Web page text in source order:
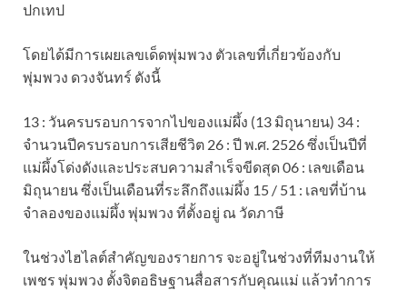
ปกเทป
โดยได้มีการเผยเลขเด็ดพุ่มพวง ตัวเลขที่เกี่ยวข้องกับ
พุ่มพวง ดวงจันทร์ ดังนี้
13 : วันครบรอบการจากไปของแม่ผึ้ง (13 มิถุนายน) 34 :
จำนวนปีครบรอบการเสียชีวิต 26 : ปี พ.ศ. 2526 ซึ่งเป็นปีที่
แม่ผึ้งโด่งดังและประสบความสำเร็จขีดสุด 06 : เลขเดือน
มิถุนายน ซึ่งเป็นเดือนที่ระลึกถึงแม่ผึ้ง 15 / 51 : เลขที่บ้าน
จำลองของแม่ผึ้ง พุ่มพวง ที่ตั้งอยู่ ณ วัดภาษี
ในช่วงไฮไลต์สำคัญของรายการ จะอยู่ในช่วงที่ทีมงานให้
เพชร พุ่มพวง ตั้งจิตอธิษฐานสื่อสารกับคุณแม่ แล้วทำการ